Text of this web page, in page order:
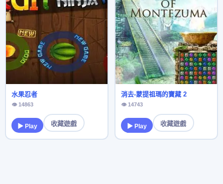
水果忍者
👁 14863
▶ Play 收藏遊戲
消去-蒙提祖瑪的寶藏 2
👁 14743
▶ Play 收藏遊戲